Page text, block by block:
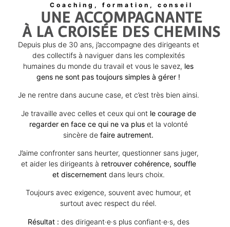
Coaching, formation, conseil
UNE ACCOMPAGNANTE
À LA CROISÉE DES CHEMINS
Depuis plus de 30 ans, j’accompagne des dirigeants et
des collectifs à naviguer dans les complexités
humaines du monde du travail et vous le savez, les
gens ne sont pas toujours simples à gérer !
Je ne rentre dans aucune case, et c’est très bien ainsi.
Je travaille avec celles et ceux qui ont le courage de
regarder en face ce qui ne va plus et la volonté
sincère defaire autrement.
J’aime confronter sans heurter, questionner sans juger,
et aider les dirigeants à retrouver cohérence, souffle
et discernementdans leurs choix.
Toujours avec exigence, souvent avec humour, et
surtout avec respect du réel.
Résultat : des dirigeant·e·s plus confiant·e·s, des